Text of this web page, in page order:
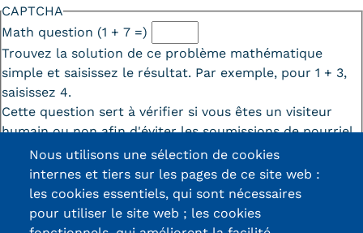
CAPTCHA
Math question (1 + 7 =)
Trouvez la solution de ce problème mathématique
simple et saisissez le résultat. Par exemple, pour 1 + 3,
saisissez 4.
Cette question sert à vérifier si vous êtes un visiteur
humain ou non afin d'éviter les soumissions de pourriel
(spam) automatisées.
Nous utilisons une sélection de cookies
internes et tiers sur les pages de ce site web :
les cookies essentiels, qui sont nécessaires
pour utiliser le site web ; les cookies